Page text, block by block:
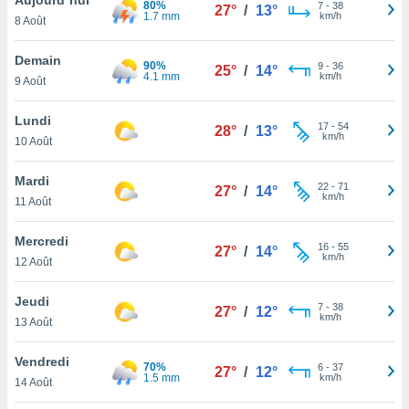
et
»,
au
vous
qu'ils
ou
le
ainsi
un
la
du
8 Août
80%
1.7 mm
27° / 13° 7- 38
km/h
Demain
9 Août
90%
4.1 mm
25° / 14° 9- 36
km/h
Lundi
10 Août
28° / 13° 17- 54
km/h
Mardi
11 Août
27° / 14° 22- 71
km/h
Mercredi
12 Août
27° / 14° 16- 55
km/h
Jeudi
13 Août
27° / 12° 7- 38
km/h
Vendredi
14 Août
70%
1.5 mm
27° / 12° 6- 37
km/h